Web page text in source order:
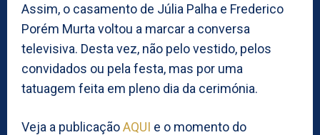
Assim, o casamento de Júlia Palha e Frederico
Porém Murta voltou a marcar a conversa
televisiva. Desta vez, não pelo vestido, pelos
convidados ou pela festa, mas por uma
tatuagem feita em pleno dia da cerimónia.
Veja a publicaçãoAQUI e o momento do